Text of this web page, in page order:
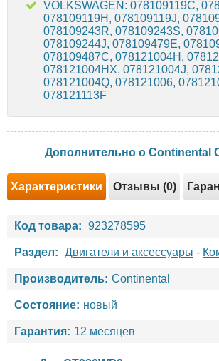
VOLKSWAGEN: 078109119C,
078109119H, 078109119J,
078109243R, 078109243S,
078109244J, 078109479E,
078109487C, 078121004H,
078121004HX, 078121004J,
078121004Q, 078121006,
078121113F
Дополнительно о Continental
Характеристики Отзывы (0)
Код товара: 923278595
Раздел: Двигатели и аксессуары -
Производитель: Continental
Состояние: новый
Гарантия: 12 месяцев